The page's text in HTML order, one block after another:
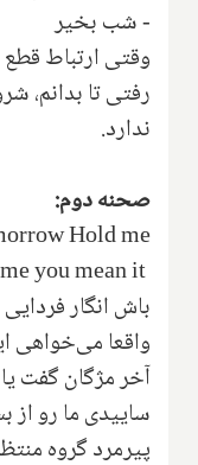
- شب بخیر
وقتی ارتباط
رفتی تا بدانم،
ندارد.
صحنه دوم:
Hold me
you mean it
باش انگار
واقعا می‌خواهی
آخر مژگان گفت
ساییدی ما رو از
پیرمرد گروه